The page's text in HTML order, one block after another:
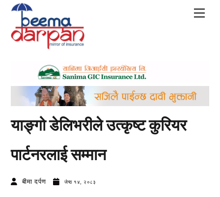
Skip
content
याङ्गो डेलिभरीले उत्कृष्ट कुरियर
पार्टनरलाई सम्मान
बीमा दर्पण जेष्ठ १४, २०८३